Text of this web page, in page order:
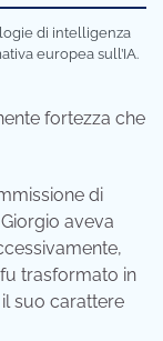
di intelligenza
europea sull’IA.
fortezza che
di
aveva
trasformato in
suo carattere